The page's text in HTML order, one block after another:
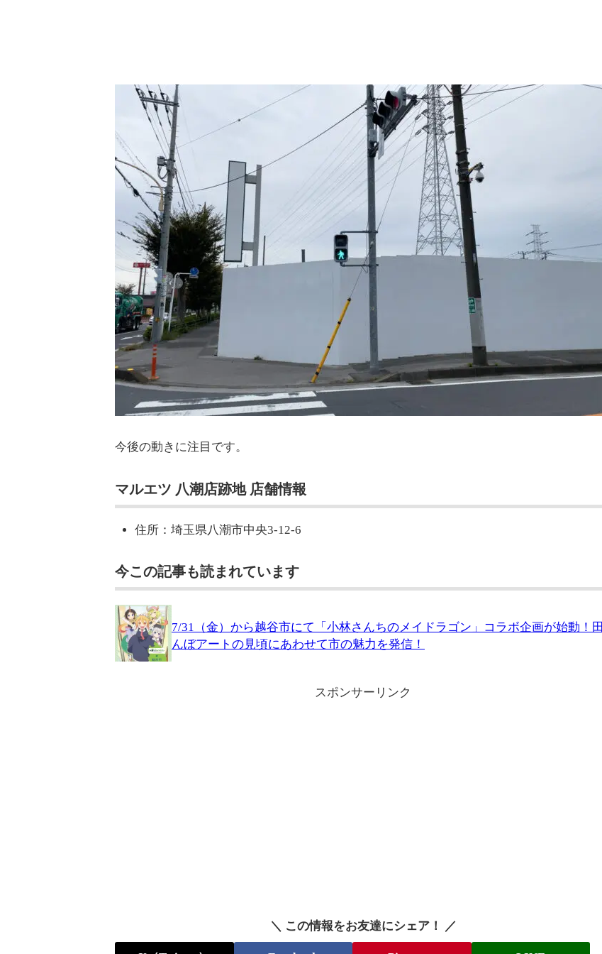
今後の動きに注目です。
マルエツ 八潮店跡地 店舗情報
住所：埼玉県八潮市中央3-12-6
今この記事も読まれています
7/31（金）から越谷市にて「小林さんちのメイドラゴン」コラボ企画が始動！田
んぼアートの見頃にあわせて市の魅力を発信！
スポンサーリンク
＼ この情報をお友達にシェア！ ／